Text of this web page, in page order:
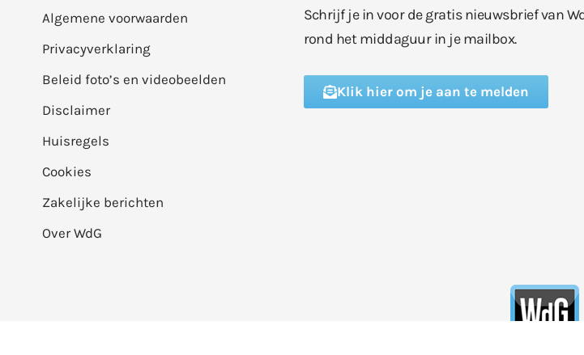
Algemene voorwaarden
Privacyverklaring
Beleid foto’s en videobeelden
Disclaimer
Huisregels
Cookies
Zakelijke berichten
Over WdG
Schrijf je in voor de gratis nieuwsbrief van
rond het middaguur in je mailbox.
Klik hier om je aan te melden